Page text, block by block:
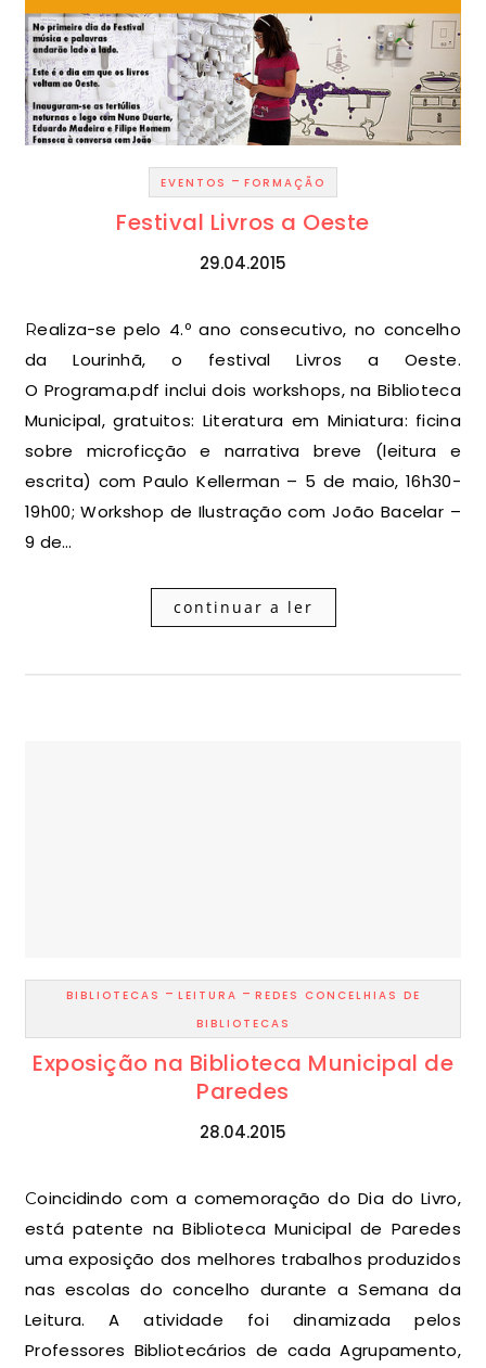
EVENTOS - FORMAÇÃO
Festival Livros a Oeste
29.04.2015
Realiza-se pelo 4.º ano consecutivo, no concelho
da Lourinhã, o festival Livros a Oeste.
O Programa.pdf inclui dois workshops, na Biblioteca
Municipal, gratuitos: Literatura em Miniatura: ficina
sobre microficção e narrativa breve (leitura e
escrita) com Paulo Kellerman – 5 de maio, 16h30-
19h00; Workshop de Ilustração com João Bacelar –
9 de…
continuar a ler
BIBLIOTECAS - LEITURA - REDES CONCELHIAS DE
BIBLIOTECAS
Exposição na Biblioteca Municipal de
Paredes
28.04.2015
Coincidindo com a comemoração do Dia do Livro,
está patente na Biblioteca Municipal de Paredes
uma exposição dos melhores trabalhos produzidos
nas escolas do concelho durante a Semana da
Leitura. A atividade foi dinamizada pelos
Professores Bibliotecários de cada Agrupamento,